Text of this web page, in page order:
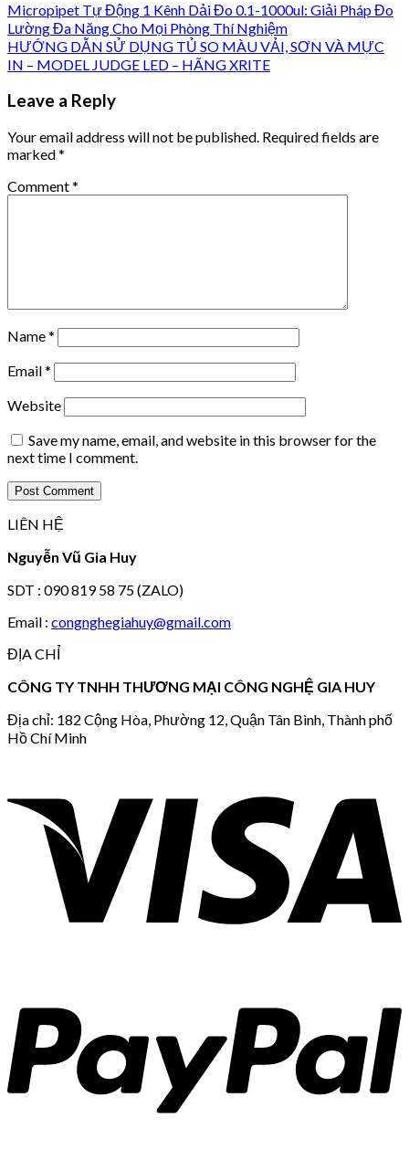
Micropipet Tự Động 1 Kênh Dải Đo 0.1-1000ul: Giải Pháp Đo
Lường Đa Năng Cho Mọi Phòng Thí Nghiệm
HƯỚNG DẪN SỬ DỤNG TỦ SO MÀU VẢI, SƠN VÀ MỰC
IN – MODEL JUDGE LED – HÃNG XRITE
Leave a Reply
Your email address will not be published. Required fields are
marked*
Comment*
Name*
Email*
Website
Save my name, email, and website in this browser for the
next time I comment.
LIÊN HỆ
Nguyễn Vũ Gia Huy
SDT : 090 819 58 75 (ZALO)
Email : congnghegiahuy@gmail.com
ĐỊA CHỈ
CÔNG TY TNHH THƯƠNG MẠI CÔNG NGHỆ GIA HUY
Địa chỉ: 182 Cộng Hòa, Phường 12, Quận Tân Bình, Thành phố
Hồ Chí Minh